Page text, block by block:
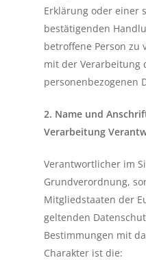
Erklärung oder einer
bestätigenden
betroffene Person zu
mit der Verarbeitung
personenbezogenen
2. Name und
Verarbeitung
Verantwortlicher im
Grundverordnung,
Mitgliedstaaten der
geltenden
Bestimmungen mit
Charakter ist die: